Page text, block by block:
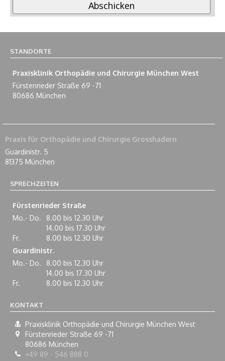
STANDORTE
Praxisklinik Orthopädie und Chirurgie München West
Fürstenrieder Straße 69 -71
80686 München
Praxis für Orthopädie und Chirurgie Grosshadern
Guardinistr. 5
81375 München
SPRECHZEITEN
Fürstenrieder Straße
Mo.- Do.
8.00 bis 12.30 Uhr
14.00 bis 17.30 Uhr
Fr.
8.00 bis 12.30 Uhr
Guardinistr.
Mo.- Do.
8.00 bis 12.30 Uhr
14.00 bis 17.30 Uhr
Fr.
8.00 bis 12.30 Uhr
KONTAKT
Praxisklinik Orthopädie und Chirurgie München West
Fürstenrieder Straße 69 -71
80686 München
+49 89 - 546 888 0